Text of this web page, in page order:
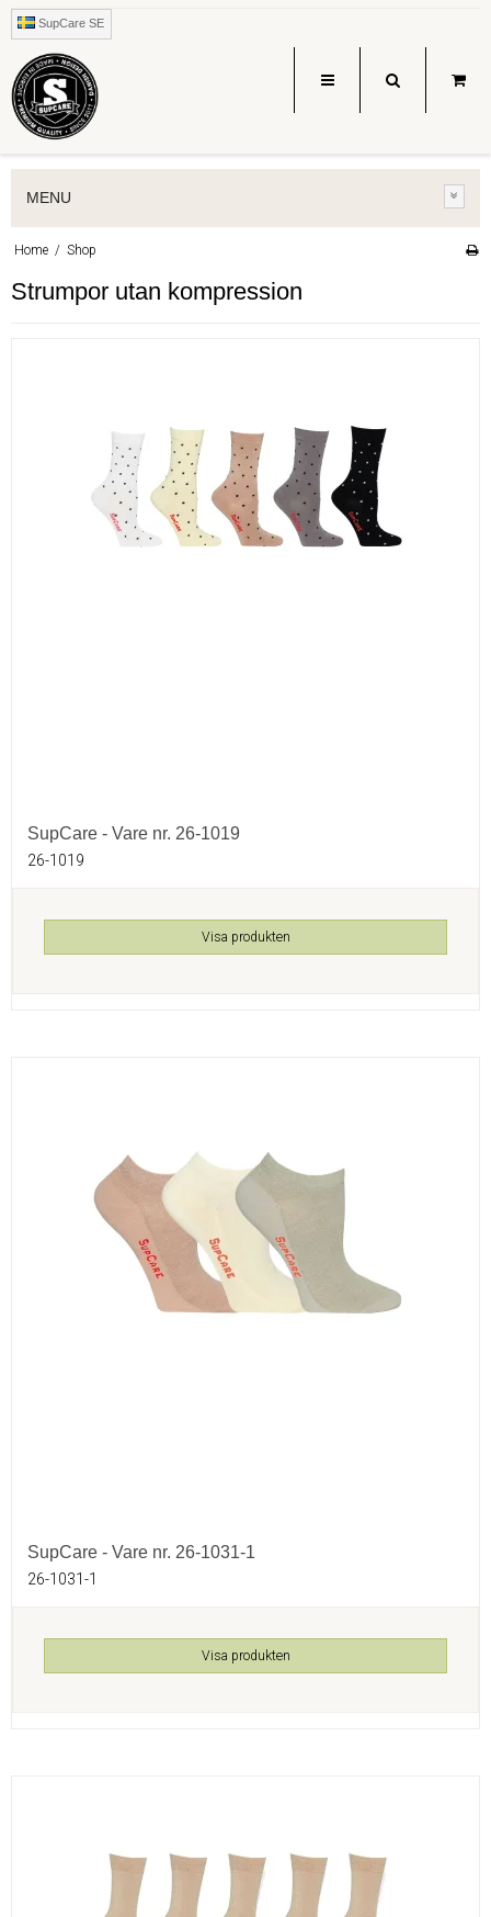
SupCare SE
MENU
Home / Shop
Strumpor utan kompression
SupCare - Vare nr. 26-1019
26-1019
Visa produkten
SupCare - Vare nr. 26-1031-1
26-1031-1
Visa produkten